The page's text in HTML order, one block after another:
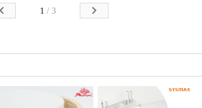
함/소화기거치대/소화기
1 / 3